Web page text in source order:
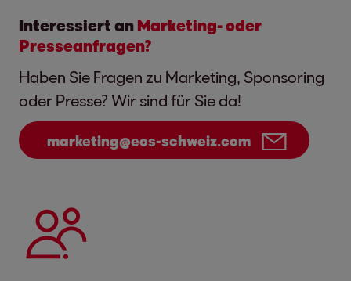
Interessiert an Marketing- oder
Presseanfragen?
Haben Sie Fragen zu Marketing, Sponsoring
oder Presse? Wir sind für Sie da!
marketing@eos-schweiz.com